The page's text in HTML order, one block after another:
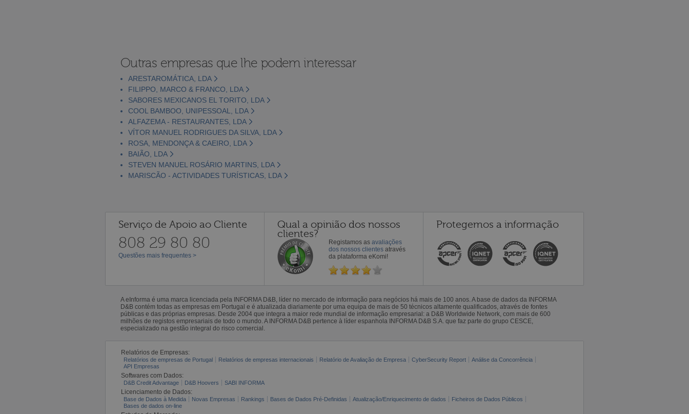
Outras empresas que lhe podem interessar
ARESTAROMÁTICA, LDA
FILIPPO, MARCO & FRANCO, LDA
SABORES MEXICANOS EL TORITO, LDA
COOL BAMBOO, UNIPESSOAL, LDA
ALFAZEMA - RESTAURANTES, LDA
VÍTOR MANUEL RODRIGUES DA SILVA, LDA
ROSA, MENDONÇA & CAEIRO, LDA
BAIÃO, LDA
STEVEN MANUEL ROSÁRIO MARTINS, LDA
MARISCÃO - ACTIVIDADES TURÍSTICAS, LDA
Serviço de Apoio ao Cliente
808 29 80 80
Questões mais frequentes >
Qual a opinião dos nossos
clientes?
Registamos as avaliações
dos nossos clientes através
da plataforma eKomi!
Protegemos a informação
A eInforma é uma marca licenciada pela INFORMA D&B, líder no mercado de informação para negócios há mais de 100 anos. A base de dados da INFORMA
D&B contém todas as empresas em Portugal e é atualizada diariamente por uma equipa de mais de 50 técnicos altamente qualificados, através de fontes
públicas e das próprias empresas. Desde 2004 que integra a maior rede mundial de informação empresarial: a D&B Worldwide Network, com mais de 600
milhões de registos empresariais de todo o mundo. A INFORMA D&B pertence à líder espanhola INFORMA D&B S.A. que faz parte do grupo CESCE,
especializado na gestão integral do risco comercial.
Relatórios de Empresas:
Relatórios de empresas de Portugal Relatórios de empresas internacionais Relatório de Avaliação de Empresa CyberSecurity Report
Análise da Concorrência
API Empresas
Softwares com Dados:
D&B Credit Advantage D&B Hoovers SABI INFORMA
Licenciamento de Dados:
Base de Dados à Medida Novas Empresas Rankings Bases de Dados Pré-Definidas Atualização/Enriquecimento de dados
Ficheiros de Dados Públicos
Bases de dados on-line